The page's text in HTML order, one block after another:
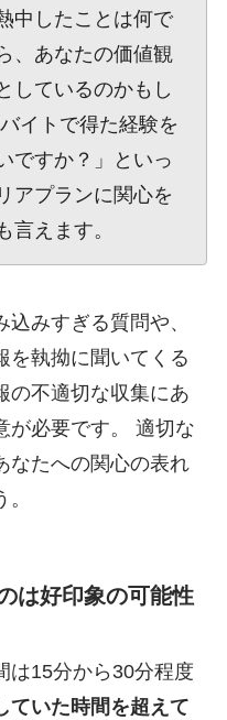
中したことは何で
、あなたの価値観
しているのかもし
イトで得た経験を
ですか？」といっ
アプランに関心を
言えます。
みすぎる質問や、
を執拗に聞いてくる
の不適切な収集にあ
が必要です。 適切な
なたへの関心の表れ
は好印象の可能性
は15分から30分程度
ていた時間を超えて